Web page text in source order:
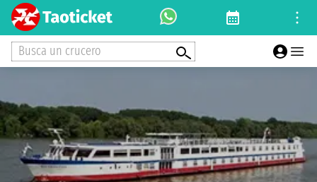
Busca un crucero